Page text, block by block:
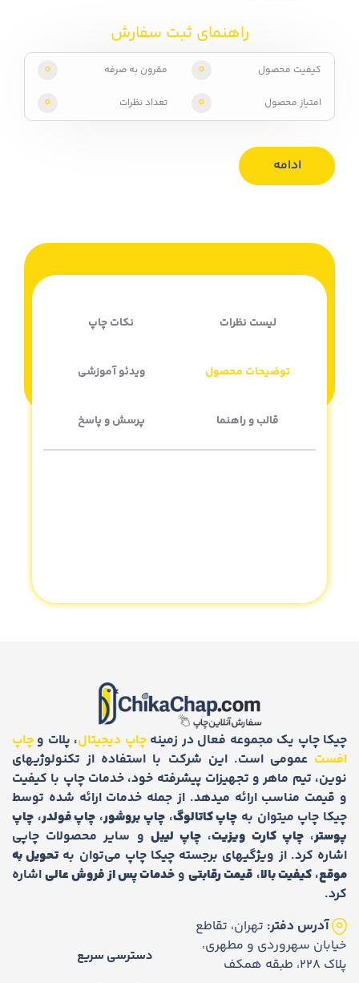
راهنمای ثبت سفارش
کیفیت محصول 0 مقرون به صرفه 0
امتیاز محصول 0 تعداد نظرات 0
ادامه
لیست نظرات نکات چاپ
توضیحات محصول ویدئو آموزشی
قالب و راهنما پرسش و پاسخ
چیکا چاپ یک مجموعه فعال در زمینهچاپ دیجیتال، پلات و چاپ
افست عمومی است. این شرکت با استفاده از تکنولوژیهای
نوین، تیم ماهر و تجهیزات پیشرفته خود، خدمات چاپ با کیفیت
و قیمت مناسب ارائه میدهد. از جمله خدمات ارائه شده توسط
چیکا چاپ میتوان به چاپ کاتالوگ،چاپ بروشور، چاپ فولدر، چاپ
پوستر،چاپ کارت ویزیت، چاپ لیبل و سایر محصولات چاپی
اشاره کرد. از ویژگیهای برجسته چیکا چاپ می‌توان به تحویل به
موقع،کیفیت بالا، قیمت رقابتیوخدمات پس از فروش عالیاشاره
کرد.
آدرس دفتر: تهران، تقاطع
خیابان سهروردی و مطهری،
پلاک 228، طبقه همکف
دسترسی سریع